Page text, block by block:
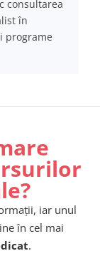
consultarea
în
programe
iar unul
în cel mai
.